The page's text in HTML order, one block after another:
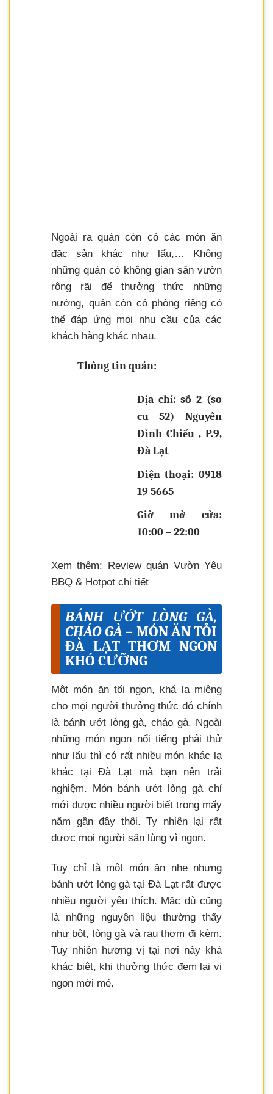
Ngoài ra quán còn có các món ăn
đặc sản khác như lẩu,… Không
những quán có không gian sân vườn
rộng rãi để thưởng thức những
nướng, quán còn có phòng riêng có
thể đáp ứng mọi nhu cầu của các
khách hàng khác nhau.
Thông tin quán:
Địa chỉ: số 2 (so
cu 52) Nguyễn
Đình Chiểu , P.9,
Đà Lạt
Điện thoại: 0918
19 5665
Giờ mở cửa:
10:00 – 22:00
Xem thêm: Review quán Vườn Yêu
BBQ & Hotpot chi tiết
BÁNH ƯỚT LÒNG GÀ,
CHÁO GÀ – MÓN ĂN TỐI
ĐÀ LẠT THƠM NGON
KHÓ CƯỠNG
Một món ăn tối ngon, khá lạ miệng
cho mọi người thưởng thức đó chính
là bánh ướt lòng gà, cháo gà. Ngoài
những món ngon nổi tiếng phải thử
như lẩu thì có rất nhiều món khác lạ
khác tại Đà Lạt mà bạn nên trải
nghiệm. Món bánh ướt lòng gà chỉ
mới được nhiều người biết trong mấy
năm gần đây thôi. Ty nhiên lại rất
được mọi người săn lùng vì ngon.
Tuy chỉ là một món ăn nhẹ nhưng
bánh ướt lòng gà tại Đà Lạt rất được
nhiều người yêu thích. Mặc dù cũng
là những nguyên liệu thường thấy
như bột, lòng gà và rau thơm đi kèm.
Tuy nhiên hương vị tại nơi này khá
khác biệt, khi thưởng thức đem lại vị
ngon mới mẻ.